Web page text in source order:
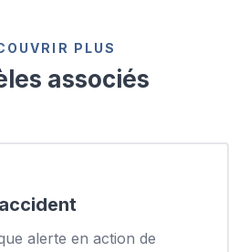
PLUS
associés
alerte en action de